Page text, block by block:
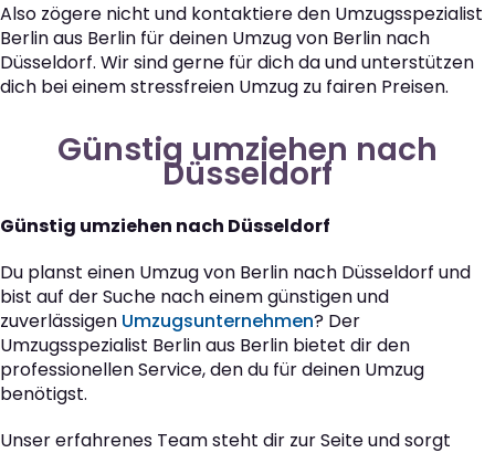
Also zögere nicht und kontaktiere den Umzugsspezialist
Berlin aus Berlin für deinen Umzug von Berlin nach
Düsseldorf. Wir sind gerne für dich da und unterstützen
dich bei einem stressfreien Umzug zu fairen Preisen.
Günstig umziehen nach
Düsseldorf
Günstig umziehen nach Düsseldorf
Du planst einen Umzug von Berlin nach Düsseldorf und
bist auf der Suche nach einem günstigen und
zuverlässigen Umzugsunternehmen? Der
Umzugsspezialist Berlin aus Berlin bietet dir den
professionellen Service, den du für deinen Umzug
benötigst.
Unser erfahrenes Team steht dir zur Seite und sorgt